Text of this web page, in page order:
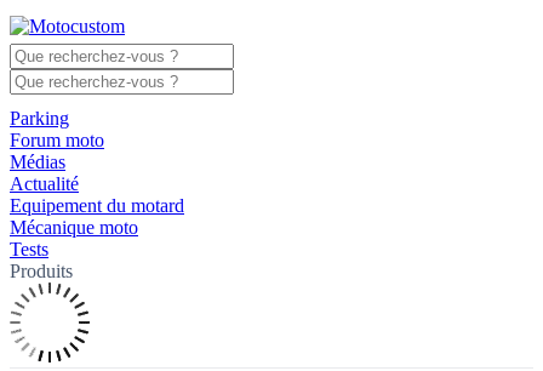
Parking
Forum moto
Médias
Actualité
Equipement du motard
Mécanique moto
Tests
Produits